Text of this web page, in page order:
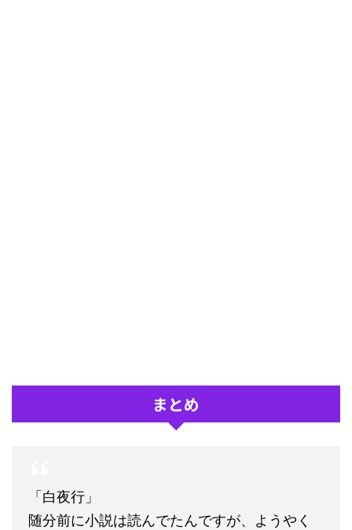
まとめ
「白夜行」
随分前に小説は読んでたんですが、ようやく